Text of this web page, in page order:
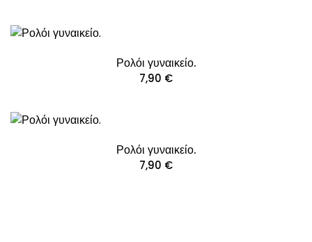
Ρολόι γυναικείο.
7,90 €
Ρολόι γυναικείο.
7,90 €